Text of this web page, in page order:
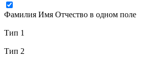
Фамилия Имя Отчество в одном поле
Тип 1
Тип 2